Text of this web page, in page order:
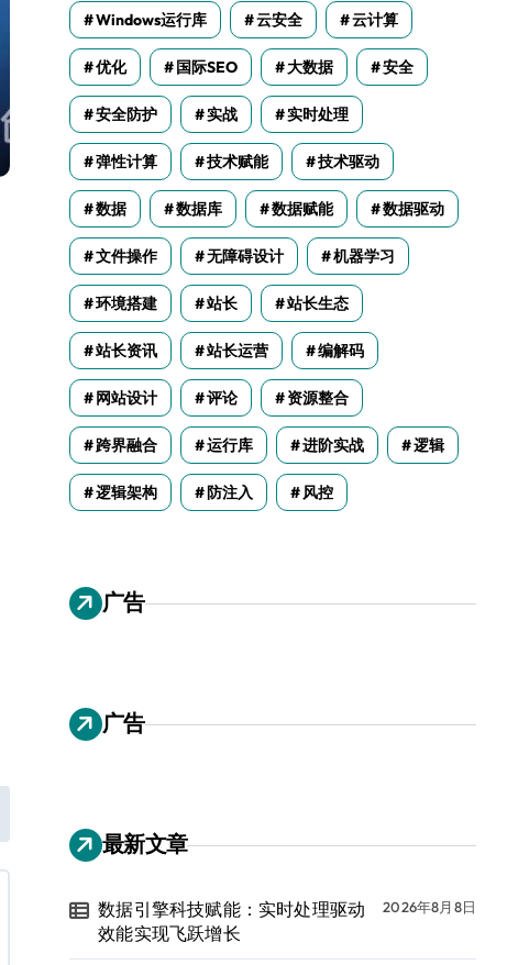
Windows运行库 云安全 云计算
优化 国际SEO 大数据 安全
安全防护 实战 实时处理
弹性计算 技术赋能 技术驱动
数据 数据库 数据赋能 数据驱动
文件操作 无障碍设计 机器学习
环境搭建 站长 站长生态
站长资讯 站长运营 编解码
网站设计 评论 资源整合
跨界融合 运行库 进阶实战 逻辑
逻辑架构 防注入 风控
广告
广告
最新文章
数据引擎科技赋能：实时处理驱动
效能实现飞跃增长
2026年8月8日